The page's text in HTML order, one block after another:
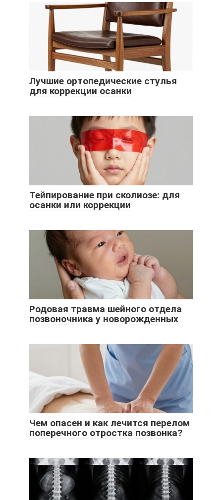
Лучшие ортопедические стулья
для коррекции осанки
Тейпирование при сколиозе: для
осанки или коррекции
Родовая травма шейного отдела
позвоночника у новорожденных
Чем опасен и как лечится перелом
поперечного отростка позвонка?